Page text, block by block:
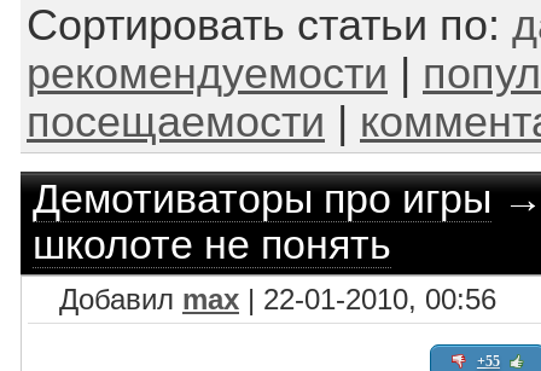
Сортировать статьи по:
рекомендуемости
посещаемости
Демотиваторы про игры
школоте не понять
Добавил max | 22-01-2010, 00:56
+55